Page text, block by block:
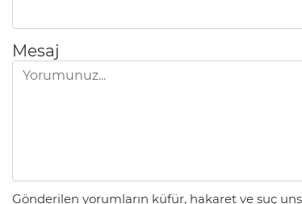
Mesaj
Gönderilen yorumların küfür, hakaret ve suç